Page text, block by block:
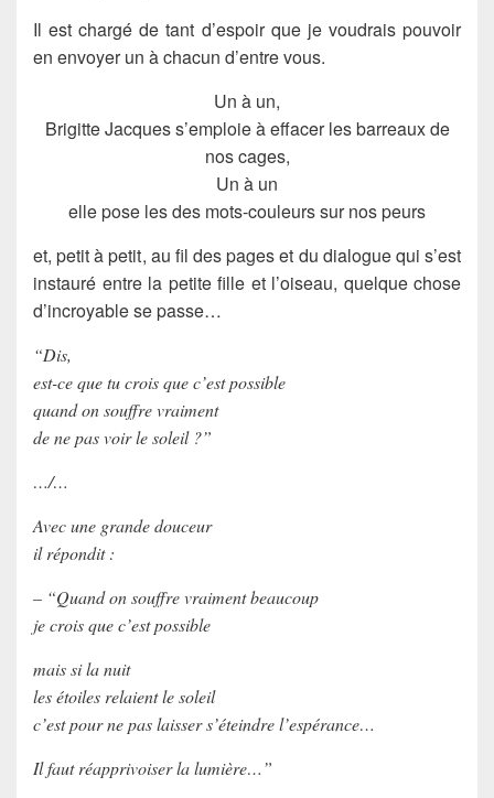
Il est chargé de tant d’espoir que je voudrais pouvoir
en envoyer un à chacun d’entre vous.
Un à un,
Brigitte Jacques s’emploie à effacer les barreaux de
nos cages,
Un à un
elle pose les des mots-couleurs sur nos peurs
et, petit à petit, au fil des pages et du dialogue qui s’est
instauré entre la petite fille et l’oiseau, quelque chose
d’incroyable se passe…
“Dis,
est-ce que tu crois que c’est possible
quand on souffre vraiment
de ne pas voir le soleil ?”
…/…
Avec une grande douceur
il répondit :
– “Quand on souffre vraiment beaucoup
je crois que c’est possible
mais si la nuit
les étoiles relaient le soleil
c’est pour ne pas laisser s’éteindre l’espérance…
Il faut réapprivoiser la lumière…”